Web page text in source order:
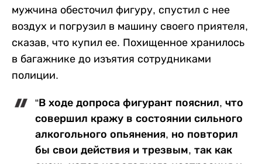
мужчина обесточил фигуру, спустил с нее
воздух и погрузил в машину своего приятеля,
сказав, что купил ее. Похищенное хранилось
в багажнике до изъятия сотрудниками
полиции.
“В ходе допроса фигурант пояснил, что
совершил кражу в состоянии сильного
алкогольного опьянения, но повторил
бы свои действия и трезвым, так как